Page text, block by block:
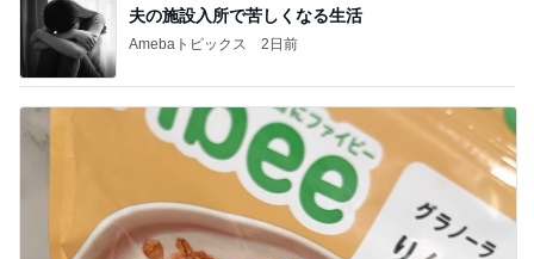
夫の施設入所で苦しくなる生活
Amebaトピックス 2日前